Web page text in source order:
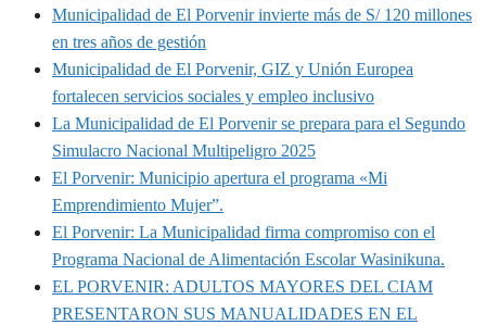
Municipalidad de El Porvenir invierte más de S/ 120 millones
en tres años de gestión
Municipalidad de El Porvenir, GIZ y Unión Europea
fortalecen servicios sociales y empleo inclusivo
La Municipalidad de El Porvenir se prepara para el Segundo
Simulacro Nacional Multipeligro 2025
El Porvenir: Municipio apertura el programa «Mi
Emprendimiento Mujer”.
El Porvenir: La Municipalidad firma compromiso con el
Programa Nacional de Alimentación Escolar Wasinikuna.
EL PORVENIR: ADULTOS MAYORES DEL CIAM
PRESENTARON SUS MANUALIDADES EN EL